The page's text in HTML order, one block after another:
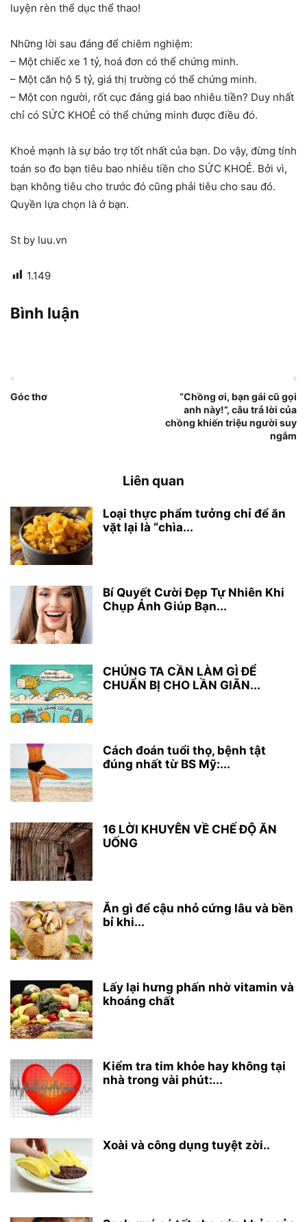
luyện rèn thể dục thể thao!
Những lời sau đáng để chiêm nghiệm:
– Một chiếc xe 1 tỷ, hoá đơn có thể chứng minh.
– Một căn hộ 5 tỷ, giá thị trường có thể chứng minh.
– Một con người, rốt cục đáng giá bao nhiêu tiền? Duy nhất
chỉ có SỨC KHOẺ có thể chứng minh được điều đó.
Khoẻ mạnh là sự bảo trợ tốt nhất của bạn. Do vậy, đừng tính
toán so đo bạn tiêu bao nhiêu tiền cho SỨC KHOẺ. Bởi vì,
bạn không tiêu cho trước đó cũng phải tiêu cho sau đó.
Quyền lựa chọn là ở bạn.
St by luu.vn
1.149
Bình luận
«
Góc thơ
»
“Chồng ơi, bạn gái cũ gọi
anh này!”, câu trả lời của
chồng khiến triệu người suy
ngẫm
Liên quan
Loại thực phẩm tưởng chỉ để ăn
vặt lại là “chìa...
Bí Quyết Cười Đẹp Tự Nhiên Khi
Chụp Ảnh Giúp Bạn...
CHÚNG TA CẦN LÀM GÌ ĐỂ
CHUẨN BỊ CHO LẦN GIÃN...
Cách đoán tuổi thọ, bệnh tật
đúng nhất từ BS Mỹ:...
16 LỜI KHUYÊN VỀ CHẾ ĐỘ ĂN
UỐNG
Ăn gì để cậu nhỏ cứng lâu và bền
bỉ khi...
Lấy lại hưng phấn nhờ vitamin và
khoáng chất
Kiểm tra tim khỏe hay không tại
nhà trong vài phút:...
Xoài và công dụng tuyệt zời..